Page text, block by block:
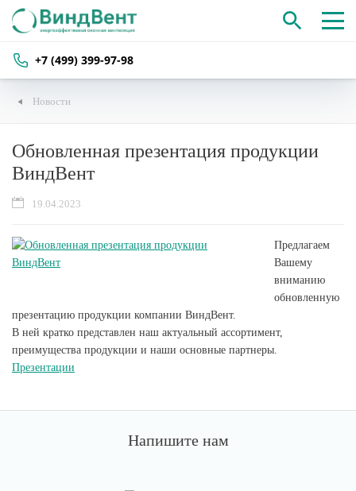
+7 (499) 399-97-98
Новости
Обновленная презентация продукции
ВиндВент
19.04.2023
Предлагаем
Вашему
вниманию
обновленную
презентацию продукции компании ВиндВент.
В ней кратко представлен наш актуальный ассортимент,
преимущества продукции и наши основные партнеры.
Презентации
Напишите нам